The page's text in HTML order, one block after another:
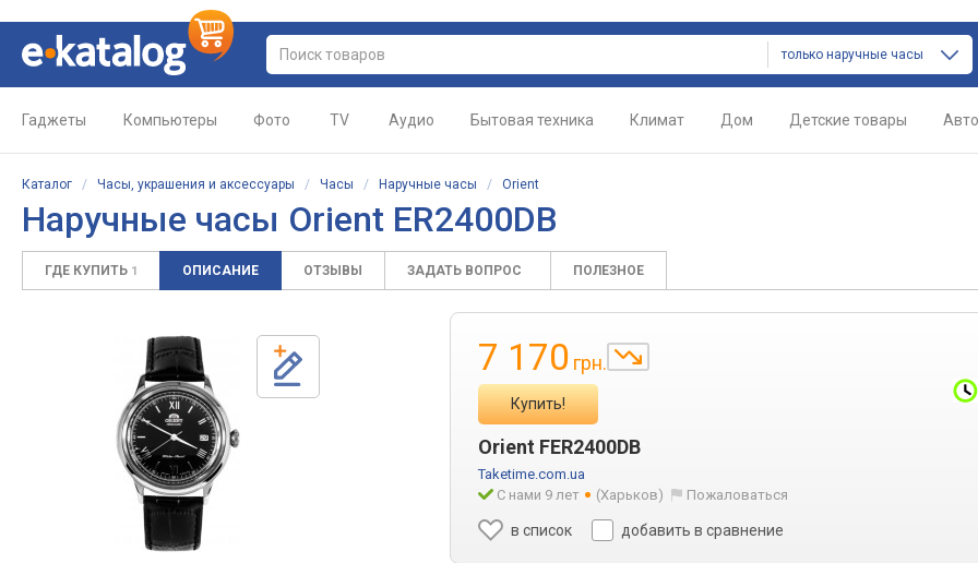
только наручные часы
Гаджеты Компьютеры Фото TV Аудио Бытовая техника Климат Дом Детские товары Авто
Каталог / Часы, украшения и аксессуары / Часы / Наручные часы / Orient
Наручные часы Orient ER2400DB
ГДЕ КУПИТЬ 1 ОПИСАНИЕ ОТЗЫВЫ ЗАДАТЬ ВОПРОС ПОЛЕЗНОЕ
7 170 грн.
Купить!
Orient FER2400DB
Taketime.com.ua
С нами 9 лет
(Харьков) Пожаловаться
в список добавить в сравнение